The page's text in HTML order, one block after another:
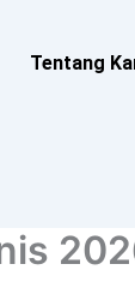
Tentang